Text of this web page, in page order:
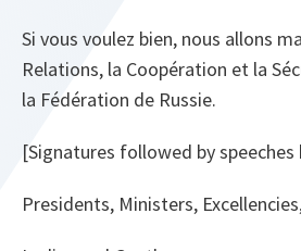
Si vous voulez bien, nous allons
Relations, la Coopération et la
la Fédération de Russie.
[Signatures followed by
Presidents, Ministers,